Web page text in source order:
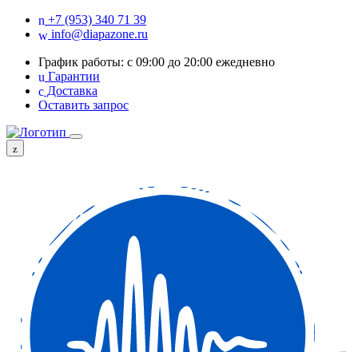
+7 (953) 340 71 39
info@diapazone.ru
График работы: с 09:00 до 20:00 ежедневно
Гарантии
Доставка
Оставить запрос